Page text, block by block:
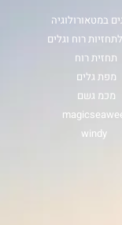
במטאורולוגיה
רוח וגלים
תחזית רוח
מפת גלים
מכמ גשם
windy